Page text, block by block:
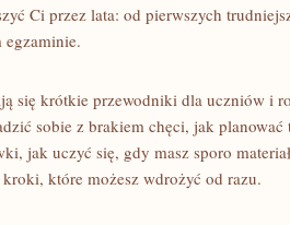
Ci przez lata: od pierwszych
się krótkie przewodniki dla uczniów i
sobie z brakiem chęci, jak
jak uczyć się, gdy masz sporo
które możesz wdrożyć od razu.